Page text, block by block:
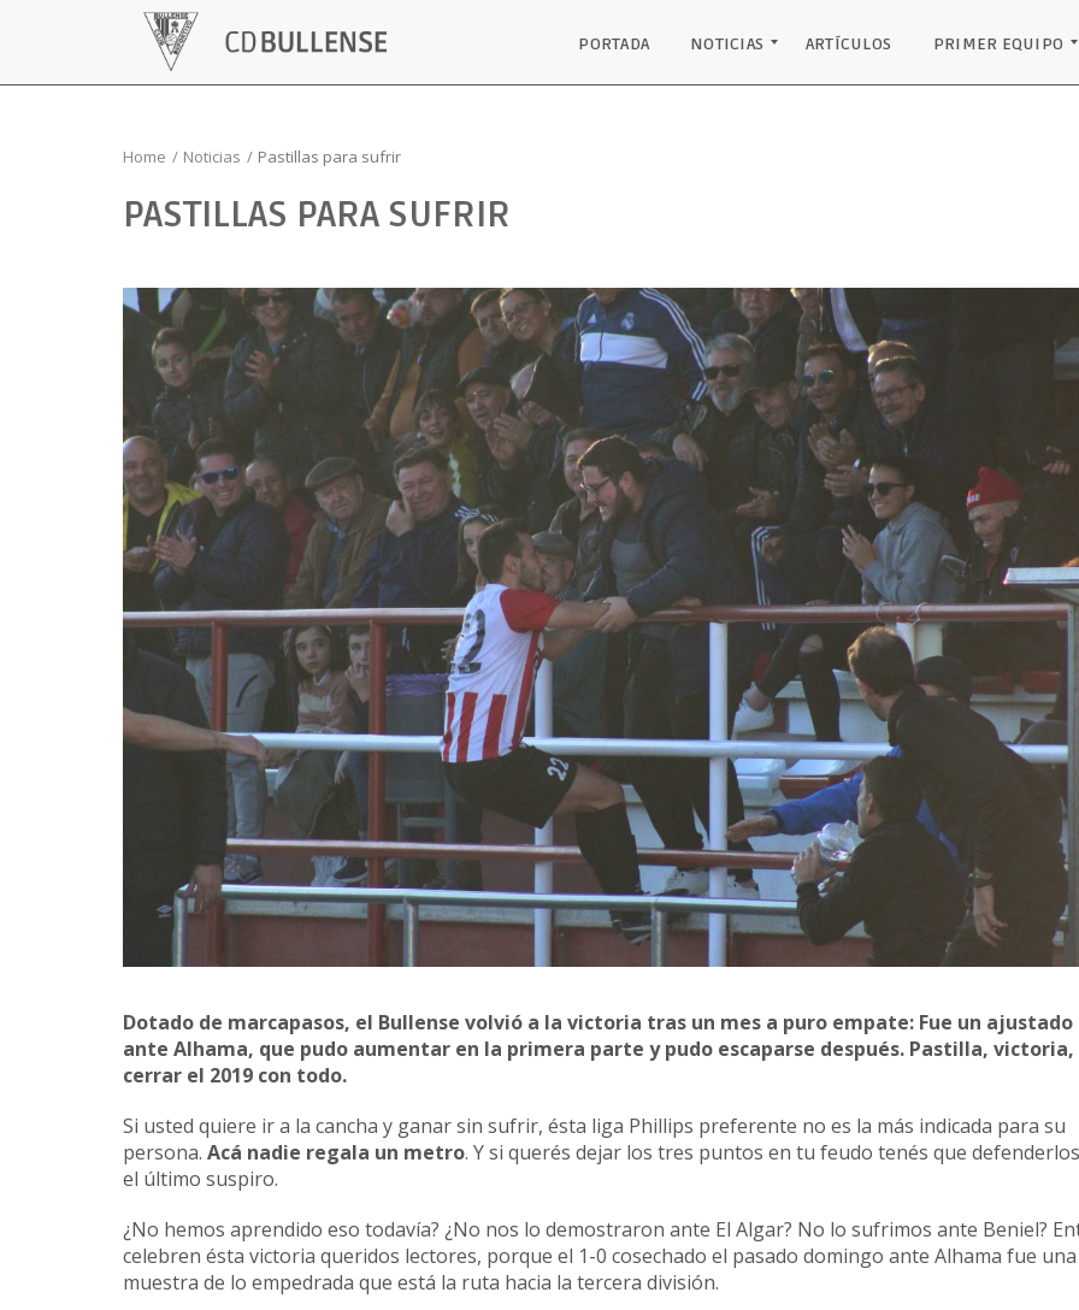
PORTADA NOTICIAS ARTÍCULOS PRIMER EQUIPO
Home Noticias Pastillas para sufrir
PASTILLAS PARA SUFRIR
Dotado de marcapasos, el Bullense volvió a la victoria tras un mes a puro empate: Fue un ajustado
ante Alhama, que pudo aumentar en la primera parte y pudo escaparse después. Pastilla, victoria,
cerrar el 2019 con todo.
Si usted quiere ir a la cancha y ganar sin sufrir, ésta liga Phillips preferente no es la más indicada para su
persona. Acá nadie regala un metro. Y si querés dejar los tres puntos en tu feudo tenés que
el último suspiro.
¿No hemos aprendido eso todavía? ¿No nos lo demostraron ante El Algar? No lo sufrimos ante Beniel?
celebren ésta victoria queridos lectores, porque el 1-0 cosechado el pasado domingo ante Alhama fue
muestra de lo empedrada que está la ruta hacia la tercera división.